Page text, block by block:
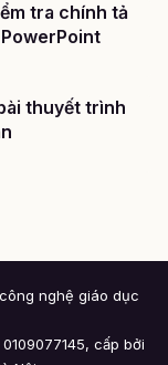
tra chính tả
thuyết trình
nghệ giáo dục
cấp bởi